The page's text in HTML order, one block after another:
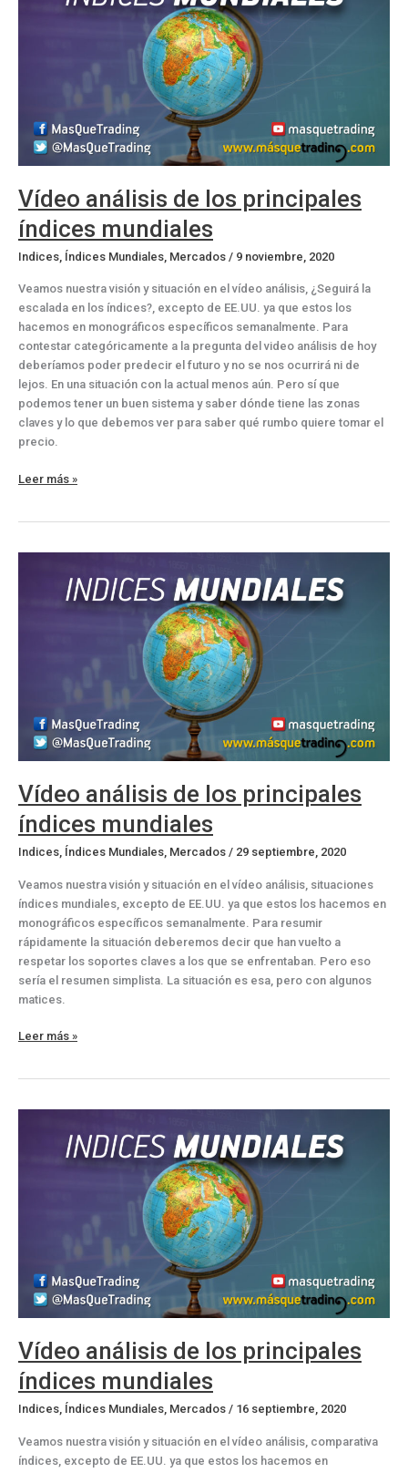
Vídeo análisis de los principales
índices mundiales
Indices Índices Mundiales Mercados / 9 noviembre, 2020
Veamos nuestra visión y situación en el vídeo análisis, ¿Seguirá la
escalada en los índices?, excepto de EE.UU. ya que estos los
hacemos en monográficos específicos semanalmente. Para
contestar categóricamente a la pregunta del video análisis de hoy
deberíamos poder predecir el futuro y no se nos ocurrirá ni de
lejos. En una situación con la actual menos aún. Pero sí que
podemos tener un buen sistema y saber dónde tiene las zonas
claves y lo que debemos ver para saber qué rumbo quiere tomar el
precio.
Vídeo
principales
mundiales
Leer más »
Vídeo análisis de los principales
índices mundiales
Indices Índices Mundiales Mercados / 29 septiembre, 2020
Veamos nuestra visión y situación en el vídeo análisis, situaciones
índices mundiales, excepto de EE.UU. ya que estos los hacemos en
monográficos específicos semanalmente. Para resumir
rápidamente la situación deberemos decir que han vuelto a
respetar los soportes claves a los que se enfrentaban. Pero eso
sería el resumen simplista. La situación es esa, pero con algunos
matices.
Vídeo
principales
mundiales
Leer más »
Vídeo análisis de los principales
índices mundiales
Indices, Índices Mundiales, Mercados / 16 septiembre, 2020
Veamos nuestra visión y situación en el vídeo análisis, comparativa
índices, excepto de EE.UU. ya que estos los hacemos en